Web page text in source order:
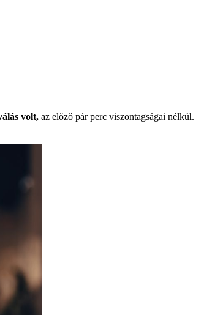
volt, az előző pár perc viszontagságai nélkül.